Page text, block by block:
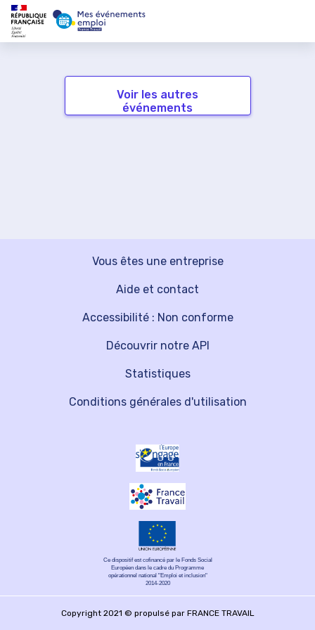
Voir les autres
événements
Vous êtes une entreprise
Découvrir notre API
Aide et contact
Statistiques
Accessibilité : Non conforme
Conditions générales d'utilisation
Ce dispositif est cofinancé par le Fonds Social
Européen dans le cadre du Programme
opérationnel national "Emploi et inclusion"
2014-2020
Copyright 2021 © propulsé par FRANCE TRAVAIL